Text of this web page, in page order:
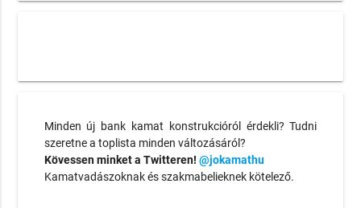
Minden új bank kamat konstrukcióról érdekli? Tudni
szeretne a toplista minden változásáról?
Kövessen minket a Twitteren! @jokamathu
Kamatvadászoknak és szakmabelieknek kötelező.